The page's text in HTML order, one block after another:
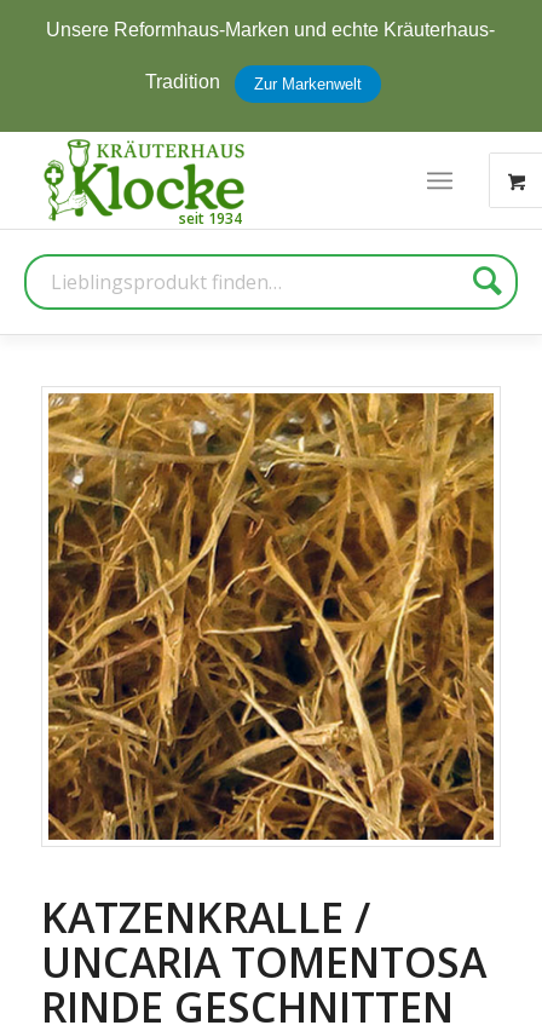
Reformhaus-Marken und echte Kräuterhaus-
Zur Markenwelt
Suche
KATZENKRALLE /
UNCARIA TOMENTOSA
RINDE GESCHNITTEN